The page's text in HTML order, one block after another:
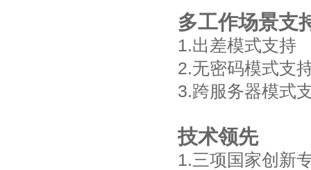
多工作场景支
1.出差模式支持
2.无密码模式支
3.跨服务器模式
技术领先
1.三项国家创新